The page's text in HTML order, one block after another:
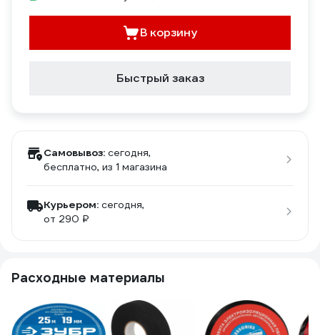
В корзину
Быстрый заказ
Самовывоз: сегодня,
бесплатно, из 1 магазина
Курьером: сегодня,
от 290 ₽
Расходные материалы